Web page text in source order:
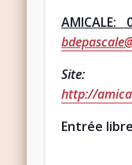
Site:
http://
Entrée libre